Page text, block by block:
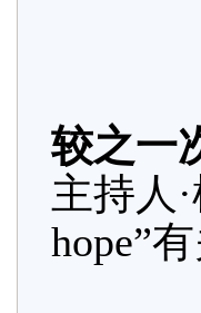
较之一
主持人
hope”